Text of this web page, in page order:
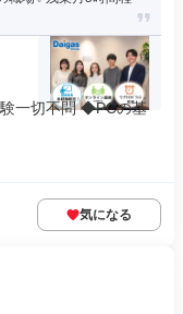
一切不問 ◆PCの基
気になる